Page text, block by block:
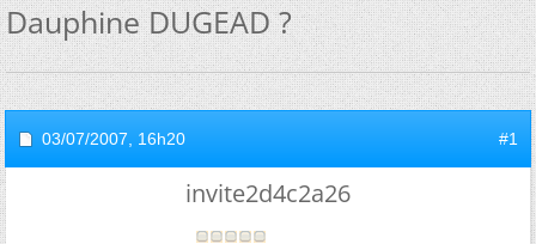
Dauphine DUGEAD ?
03/07/2007, 16h20 #1
invite2d4c2a26